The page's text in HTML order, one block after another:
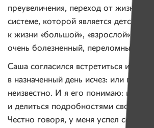
преувеличения, переход от жизни в
системе, которой является детский
к жизни «большой», «взрослой»,
очень болезненный, переломный.
Саша согласился встретиться и
в назначенный день исчез: или
неизвестно. И я его понимаю:
и делиться подробностями своей
Честно говоря, у меня успел